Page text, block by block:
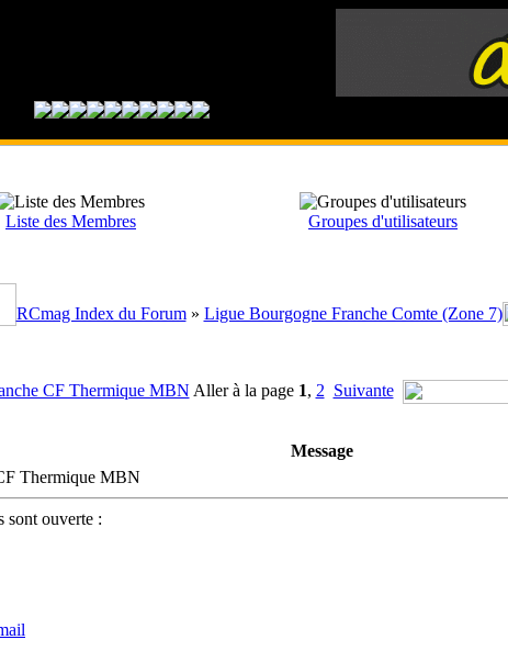
Liste des Membres Groupes d'utilisateurs
RCmag Index du Forum» Ligue Bourgogne Franche Comte (Zone 7)
CF Thermique MBN Aller à la page 1, 2 Suivante
Message
Thermique MBN
sont ouverte :